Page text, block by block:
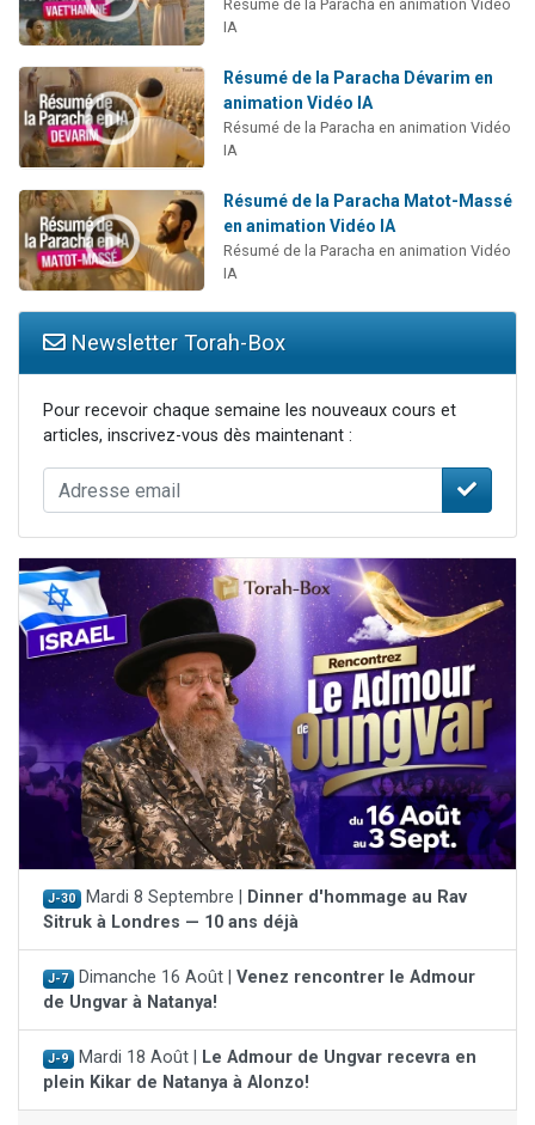
Résumé de la Paracha en animation Vidéo
IA
Résumé de la Paracha Dévarim en
animation Vidéo IA
Résumé de la Paracha en animation Vidéo
IA
Résumé de la Paracha Matot-Massé
en animation Vidéo IA
Résumé de la Paracha en animation Vidéo
IA
Newsletter Torah-Box
Pour recevoir chaque semaine les nouveaux cours et
articles, inscrivez-vous dès maintenant :
J-30 Mardi 8 Septembre |
Dinner d'hommage au Rav
Sitruk à Londres — 10 ans déjà
J-7 Dimanche 16 Août | Venez rencontrer le Admour
de Ungvar à Natanya!
J-9 Mardi 18 Août |
Le Admour de Ungvar recevra en
plein Kikar de Natanya à Alonzo!